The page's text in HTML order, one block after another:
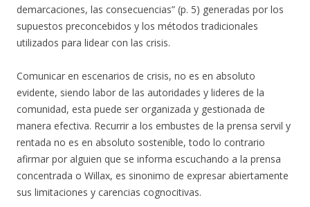
demarcaciones, las consecuencias” (p. 5) generadas por los
supuestos preconcebidos y los métodos tradicionales
utilizados para lidear con las crisis.
Comunicar en escenarios de crisis, no es en absoluto
evidente, siendo labor de las autoridades y lideres de la
comunidad, esta puede ser organizada y gestionada de
manera efectiva. Recurrir a los embustes de la prensa servil y
rentada no es en absoluto sostenible, todo lo contrario
afirmar por alguien que se informa escuchando a la prensa
concentrada o Willax, es sinonimo de expresar abiertamente
sus limitaciones y carencias cognocitivas.